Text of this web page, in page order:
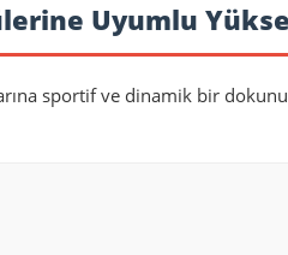
Uyumlu
sportif ve dinamik bir